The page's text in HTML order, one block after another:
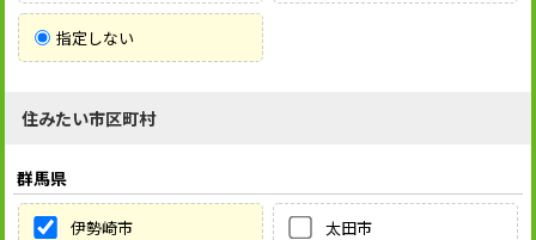
指定しない
住みたい市区町村
群馬県
伊勢崎市 太田市